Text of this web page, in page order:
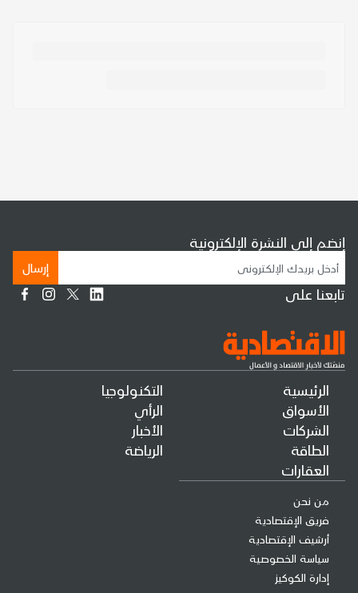
الرئيسية
الأسواق
الشركات
الطاقة
العقارات
التكنولوجيا
الرأي
الأخبار
الرياضة
من نحن
فريق الإقتصادية
أرشيف الإقتصادية
سياسة الخصوصية
إدارة الكوكيز
إنضم إلى النشرة الإلكترونية
إرسال
تابعنا على